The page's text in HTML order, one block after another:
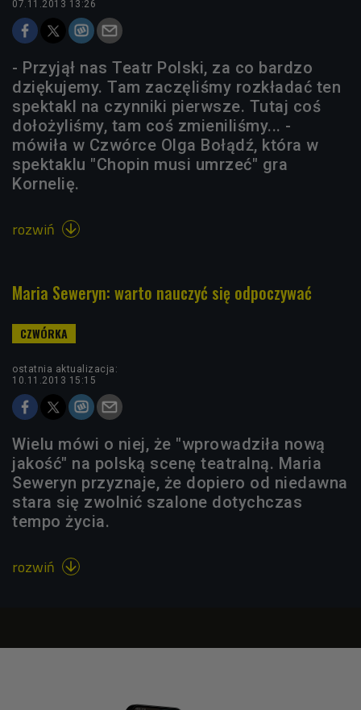
07.11.2013 13:26
- Przyjął nas Teatr Polski, za co bardzo
dziękujemy. Tam zaczęliśmy rozkładać ten
spektakl na czynniki pierwsze. Tutaj coś
dołożyliśmy, tam coś zmieniliśmy... -
mówiła w Czwórce Olga Bołądź, która w
spektaklu "Chopin musi umrzeć" gra
Kornelię.
rozwiń 
Maria Seweryn: warto nauczyć się odpoczywać
ostatnia aktualizacja:
10.11.2013 15:15
Wielu mówi o niej, że "wprowadziła nową
jakość" na polską scenę teatralną. Maria
Seweryn przyznaje, że dopiero od niedawna
stara się zwolnić szalone dotychczas
tempo życia.
rozwiń 